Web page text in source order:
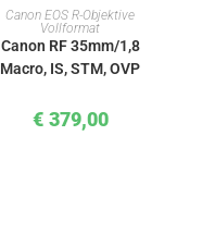
IN DEN WARENKORB
Canon EOS R-Objektive
Vollformat
Canon RF 35mm/1,8
Macro, IS, STM, OVP
€ 379,00